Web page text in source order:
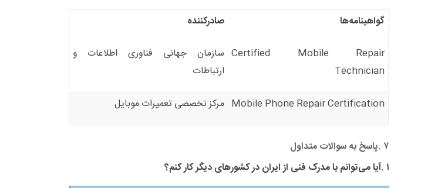
گواهینامه‌ها
صادرکننده
Certified Mobile Repair
Technician
سازمان جهانی فناوری اطلاعات و
ارتباطات
Mobile Phone Repair Certification مرکز تخصصی تعمیرات موبایل
۷ .پاسخ به سوالات متداول
۱ .آیا می‌توانم با مدرک فنی از ایران در کشورهای دیگر کار کنم؟